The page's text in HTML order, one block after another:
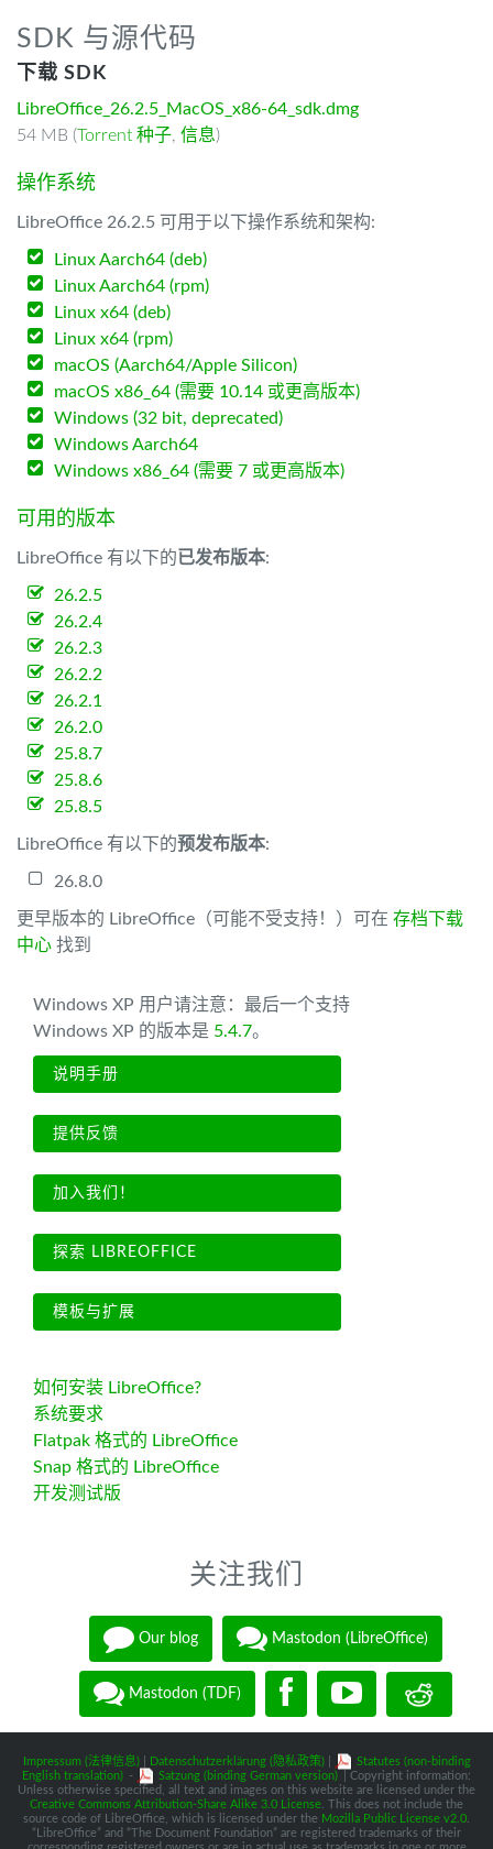
SDK 与源代码
下载 SDK
LibreOffice_26.2.5_MacOS_x86-64_sdk.dmg
54 MB (Torrent 种子, 信息)
操作系统
LibreOffice 26.2.5 可用于以下操作系统和架构:
Linux Aarch64 (deb)
Linux Aarch64 (rpm)
Linux x64 (deb)
Linux x64 (rpm)
macOS (Aarch64/Apple Silicon)
macOS x86_64 (需要 10.14 或更高版本)
Windows (32 bit, deprecated)
Windows Aarch64
Windows x86_64 (需要 7 或更高版本)
可用的版本
LibreOffice 有以下的已发布版本:
26.2.5
26.2.4
26.2.3
26.2.2
26.2.1
26.2.0
25.8.7
25.8.6
25.8.5
LibreOffice 有以下的预发布版本:
26.8.0
更早版本的 LibreOffice（可能不受支持！）可在 存档下载
中心 找到
Windows XP 用户请注意：最后一个支持
Windows XP 的版本是 5.4.7。
说明手册
提供反馈
加入我们！
探索 LIBREOFFICE
模板与扩展
如何安装 LibreOffice?
系统要求
Flatpak 格式的 LibreOffice
Snap 格式的 LibreOffice
开发测试版
关注我们
Our blog Mastodon (LibreOffice)
Mastodon (TDF)
Impressum (法律信息)| Datenschutzerklärung (隐私政策)|
Statutes (non-binding
English translation) - Satzung (binding German version)
| Copyright information:
Unless otherwise specified, all text and images on this website are licensed under the
Creative Commons Attribution-Share Alike 3.0 License . This does not include the
source code of LibreOffice, which is licensed under the Mozilla Public License v2.0
“LibreOffice” and “The Document Foundation” are registered trademarks of their